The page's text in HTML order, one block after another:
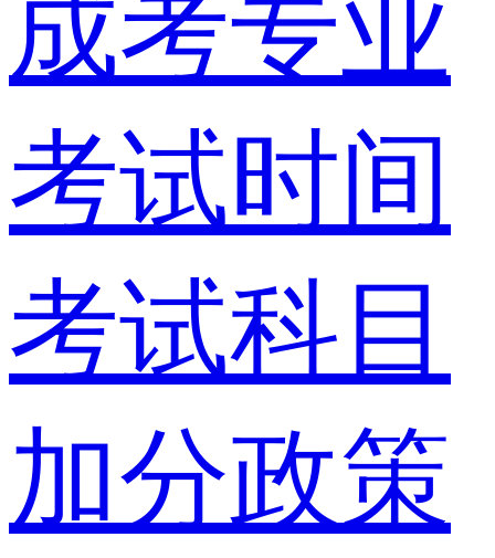
成考专业
考试时间
考试科目
加分政策